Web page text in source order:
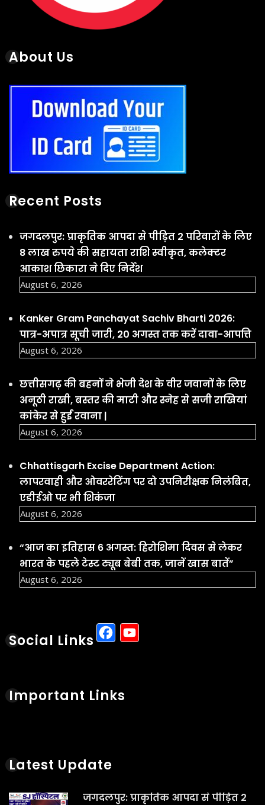
About Us
Recent Posts
जगदलपुर: प्राकृतिक आपदा से पीड़ित 2 परिवारों के लिए
8 लाख रुपये की सहायता राशि स्वीकृत, कलेक्टर
आकाश छिकारा ने दिए निर्देश
August 6, 2026
Kanker Gram Panchayat Sachiv Bharti 2026:
पात्र-अपात्र सूची जारी, 20 अगस्त तक करें दावा-आपत्ति
August 6, 2026
छत्तीसगढ़ की बहनों ने भेजी देश के वीर जवानों के लिए
अनूठी राखी, बस्तर की माटी और स्नेह से सजी राखियां
कांकेर से हुईं रवाना |
August 6, 2026
Chhattisgarh Excise Department Action:
लापरवाही और ओवररेटिंग पर दो उपनिरीक्षक निलंबित,
एडीईओ पर भी शिकंजा
August 6, 2026
“आज का इतिहास 6 अगस्त: हिरोशिमा दिवस से लेकर
भारत के पहले टेस्ट ट्यूब बेबी तक, जानें खास बातें”
August 6, 2026
Social Links Facebook
Important Links
Latest Update
जगदलपुर: प्राकृतिक आपदा से पीड़ित 2